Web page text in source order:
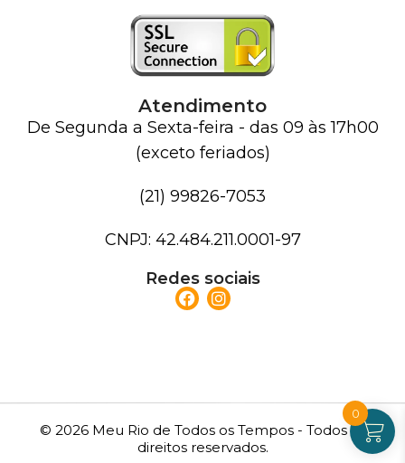
Atendimento
De Segunda a Sexta-feira - das 09 às 17h00
(exceto feriados)
(21) 99826-7053
CNPJ: 42.484.211.0001-97
Redes sociais
© 2026 Meu Rio de Todos os Tempos - Todos os
direitos reservados.
0